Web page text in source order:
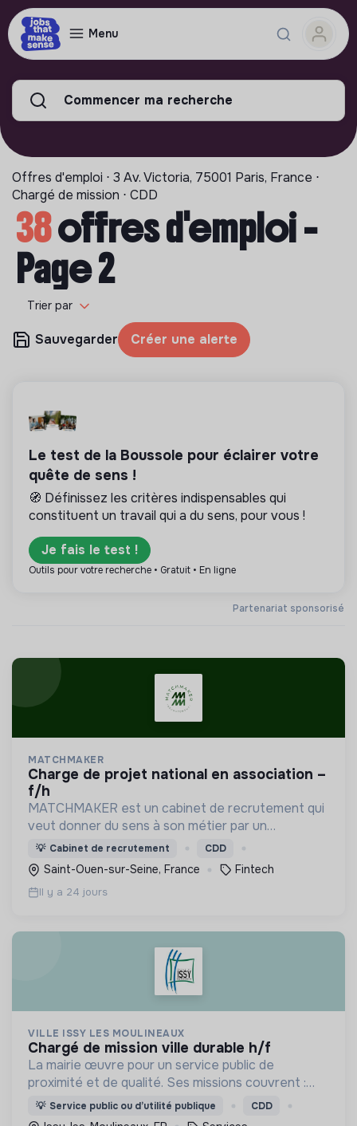
Menu
Commencer ma recherche
Offres d'emploi ⋅ 3 Av. Victoria, 75001 Paris, France ⋅
Chargé de mission ⋅ CDD
38offres d'emploi -
Page 2
Trier par
Sauvegarder Créer une alerte
Partenariat sponsorisé
Le test de la Boussole pour éclairer votre
quête de sens !
🧭 Définissez les critères indispensables qui
constituent un travail qui a du sens, pour vous !
Je fais le test !
Outils pour votre recherche • Gratuit • En ligne
MATCHMAKER
charge de projet national en association –
f/h
MATCHMAKER est un cabinet de recrutement qui
veut donner du sens à son métier par un
accompagnement personnalisé de ses candidats.
💡 Cabinet de recrutement CDD
Saint-Ouen-sur-Seine, France Fintech
Il y a 24 jours
VILLE ISSY LES MOULINEAUX
chargé de mission ville durable h/f
La mairie œuvre pour un service public de
proximité et de qualité. Ses missions couvrent :
l'enfance, l’action sociale, la culture, la sécurité,
l’aménagement urbain, la transition numérique etc.
💡 Service public ou d’utilité publique CDD